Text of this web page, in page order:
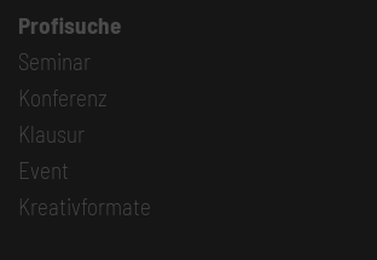
Profisuche
Seminar
Konferenz
Klausur
Event
Kreativformate